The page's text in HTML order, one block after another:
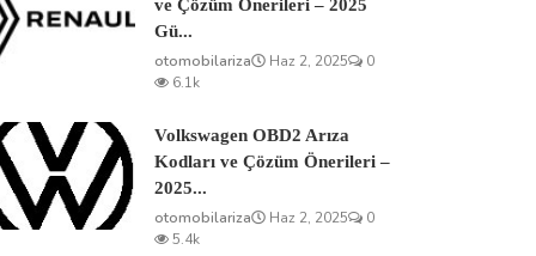
ve Çözüm Önerileri – 2025
Gü...
otomobilariza
Haz 2, 2025
0
6.1k
Volkswagen OBD2 Arıza
Kodları ve Çözüm Önerileri –
2025...
otomobilariza
Haz 2, 2025
0
5.4k